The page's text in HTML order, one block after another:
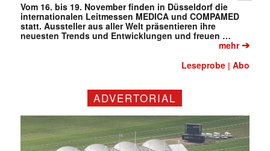
Vom 16. bis 19. November finden in Düsseldorf die
internationalen Leitmessen MEDICA und COMPAMED
statt. Aussteller aus aller Welt präsentieren ihre
neuesten Trends und Entwicklungen und freuen …
mehr➔
Leseprobe |Abo
ADVERTORIAL